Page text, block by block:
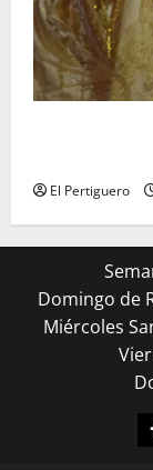
El Pertiguero
Domingo de
Miércoles